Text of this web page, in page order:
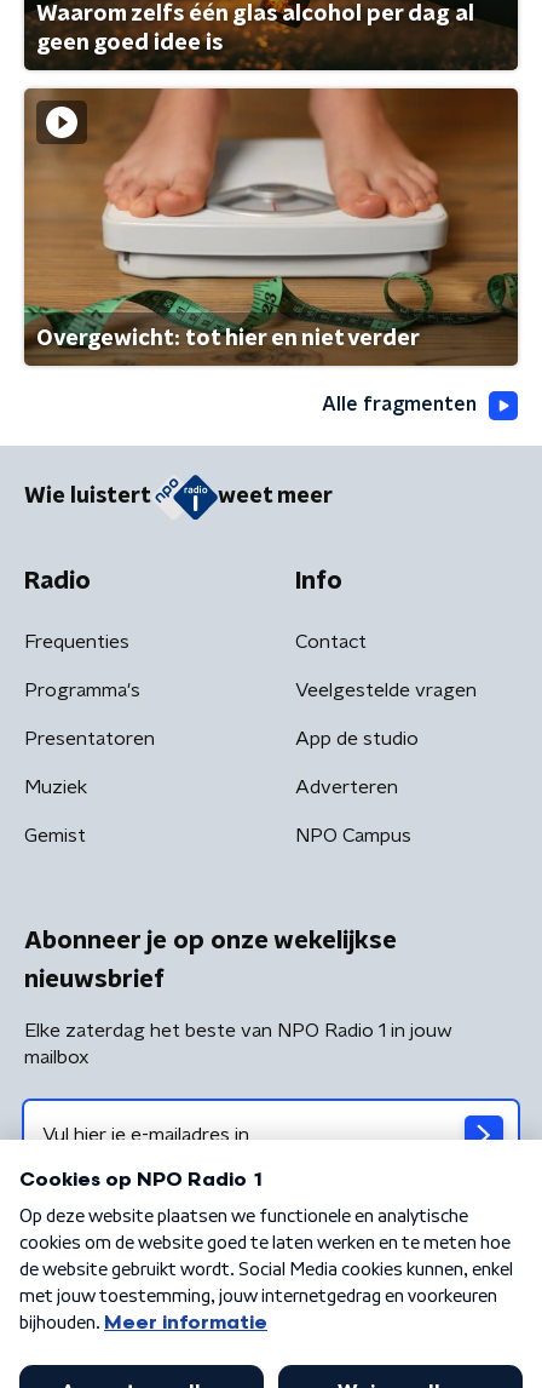
Waarom zelfs één glas alcohol per dag al
geen goed idee is
Overgewicht: tot hier en niet verder
Alle fragmenten
Wie luistert weet meer
Radio
Frequenties
Programma's
Presentatoren
Muziek
Gemist
Info
Contact
Veelgestelde vragen
App de studio
Adverteren
NPO Campus
Abonneer je op onze wekelijkse
nieuwsbrief
Elke zaterdag het beste van NPO Radio 1 in jouw
mailbox
Algemene voorwaarden